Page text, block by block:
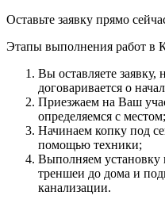
Оставьте заявку прямо
Этапы выполнения работ в
Вы оcтавляете заявку,
договаривается о
Приезжаем на Ваш
определяемся с местом;
Начинаем копку под
помощью техники;
Выполняем установку
треншеи до дома и
канализации.